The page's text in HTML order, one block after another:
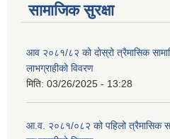
सामाजिक सुरक्षा
आव २०८१/८२ को दोस्रो त्रैमासिक
लाभग्राहीको विवरण
मिति: 03/26/2025 - 13:28
आ.व. २०८१/०८२ को पहिलो त्रैमासिक